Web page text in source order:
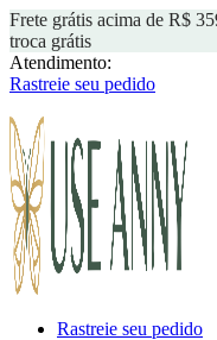
Frete grátis acima de R$
troca grátis
Atendimento:
Rastreie seu pedido
Rastreie seu pedido